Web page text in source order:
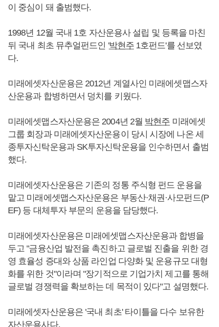
이 중심이 돼 출범했다.
1998년 12월 국내 1호 자산운용사 설립 및 등록을 마친
뒤 국내 최초 뮤추얼펀드인 '박현주1호펀드'를 선보였
다.
미래에셋자산운용은 2012년 계열사인 미래에셋맵스자
산운용과 합병하면서 덩치를 키웠다.
미래에셋맵스자산운용은 2004년 2월 박현주 미래에셋
그룹 회장과 미래에셋자산운용이 당시 시장에 나온 세
종투자신탁운용과 SK투자신탁운용을 인수하면서 출범
했다.
미래에셋자산운용은 기존의 정통 주식형 펀드 운용을
맡고 미래에셋맵스자산운용은 부동산·채권·사모펀드(P
EF) 등 대체투자 부문의 운용을 담당했다.
미래에셋자산운용은 미래에셋맵스자산운용과 합병을
두고 "금융산업 발전을 촉진하고 글로벌 진출을 위한 경
영 효율성 증대와 상품 라인업 다양화 및 운용규모 대형
화를 위한 것"이라며 "장기적으로 기업가치 제고를 통해
글로벌 경쟁력을 확보하는 데 목적이 있다"고 설명했다.
미래에셋자산운용은 '국내 최초' 타이틀을 다수 보유한
자산운용사다.